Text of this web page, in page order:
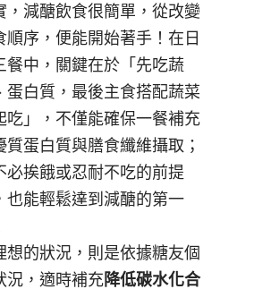
，減醣飲食很簡單，從改變
順序，便能開始著手！在日
餐中，關鍵在於「先吃蔬
蛋白質，最後主食搭配蔬菜
吃」，不僅能確保一餐補充
質蛋白質與膳食纖維攝取；
必挨餓或忍耐不吃的前提
也能輕鬆達到減醣的第一
想的狀況，則是依據糖友個
況，適時補充降低碳水化合